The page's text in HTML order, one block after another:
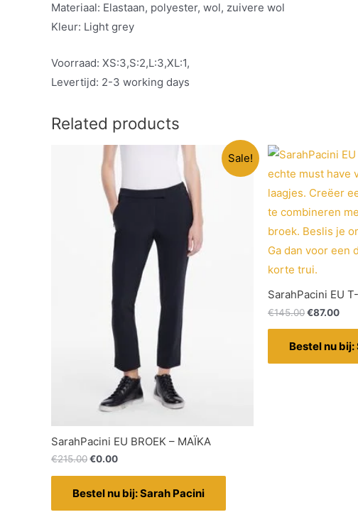
Materiaal: Elastaan, polyester, wol, zuivere wol
Kleur: Light grey
Voorraad: XS:3,S:2,L:3,XL:1,
Levertijd: 2-3 working days
Related products
Sale!
SarahPacini EU BROEK – MAÏKA
€215.00€0.00
Bestel nu bij: Sarah Pacini
SarahPacini EU
€145.00€87.00
Bestel nu bij: